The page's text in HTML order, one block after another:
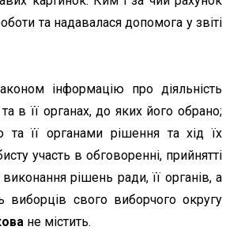
та надавалася допомога у звіті
інформацію про діяльність
в її органах, до яких його обрано;
та її органами рішення та хід їх
участь в обговоренні, прийнятті
виконання рішень ради, її органів, а
виборців свого виборчого округу
не містить.